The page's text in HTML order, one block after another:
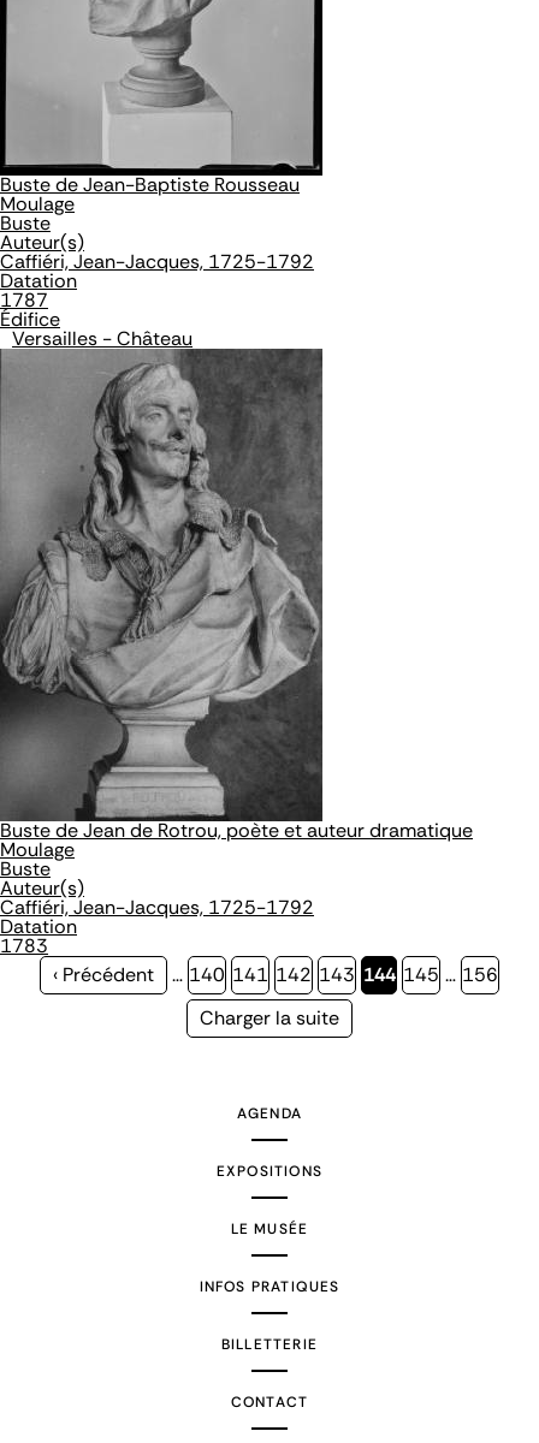
Buste de Jean-Baptiste Rousseau
Moulage
Buste
Auteur(s)
Caffiéri, Jean-Jacques, 1725-1792
Datation
1787
Édifice
Versailles - Château
Buste de Jean de Rotrou, poète et auteur dramatique
Moulage
Buste
Auteur(s)
Caffiéri, Jean-Jacques, 1725-1792
Datation
1783
Page
‹ Précédent … Page
140 Page
141 Page
142 Page
143 Page
144 Page
145 … Page
156
Page
Charger la suite
AGENDA
EXPOSITIONS
LE MUSÉE
INFOS PRATIQUES
BILLETTERIE
CONTACT